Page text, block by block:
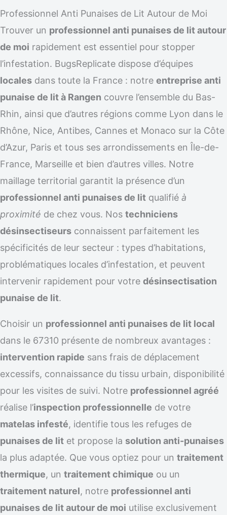
Professionnel Anti Punaises de Lit Autour de Moi
Trouver un professionnel anti punaises de lit autour
de moi rapidement est essentiel pour stopper
l’infestation. BugsReplicate dispose d’équipes
locales dans toute la France : notre entreprise anti
punaise de lit à Rangen couvre l’ensemble du Bas-
Rhin, ainsi que d’autres régions comme Lyon dans le
Rhône, Nice, Antibes, Cannes et Monaco sur la Côte
d’Azur, Paris et tous ses arrondissements en Île-de-
France, Marseille et bien d’autres villes. Notre
maillage territorial garantit la présence d’un
professionnel anti punaises de lit qualifié à
proximité de chez vous. Nos techniciens
désinsectiseurs connaissent parfaitement les
spécificités de leur secteur : types d’habitations,
problématiques locales d’infestation, et peuvent
intervenir rapidement pour votre désinsectisation
punaise de lit.
Choisir un professionnel anti punaises de lit local
dans le 67310 présente de nombreux avantages :
intervention rapide sans frais de déplacement
excessifs, connaissance du tissu urbain, disponibilité
pour les visites de suivi. Notre professionnel agréé
réalise l’inspection professionnelle de votre
matelas infesté, identifie tous les refuges de
punaises de lit et propose la solution anti-punaises
la plus adaptée. Que vous optiez pour un traitement
thermique, un traitement chimique ou un
traitement naturel, notre professionnel anti
punaises de lit autour de moi utilise exclusivement